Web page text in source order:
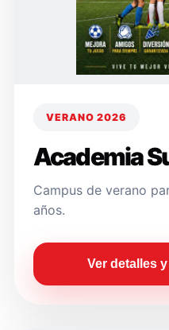
VERANO 2026
Academia
Campus de verano
años.
Ver detalles